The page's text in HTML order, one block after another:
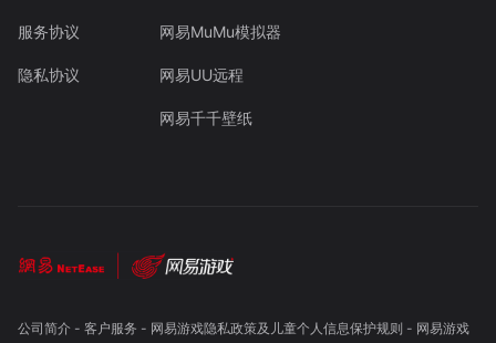
服务协议
隐私协议
网易MuMu模拟器
网易UU远程
网易千千壁纸
公司简介- 客户服务 - 网易游戏隐私政策及儿童个人信息保护规则 - 网易游戏